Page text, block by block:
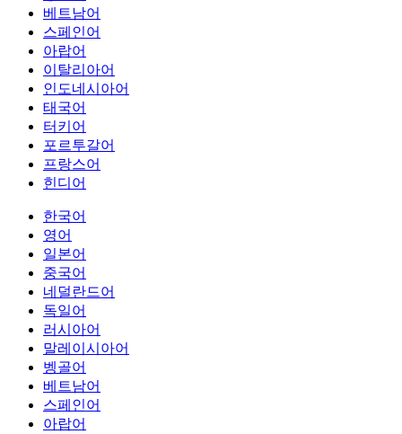
베트남어
스페인어
아랍어
이탈리아어
인도네시아어
태국어
터키어
포르투갈어
프랑스어
힌디어
한국어
영어
일본어
중국어
네덜란드어
독일어
러시아어
말레이시아어
벵골어
베트남어
스페인어
아랍어